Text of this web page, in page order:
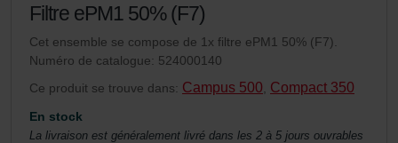
Filtre ePM1 50% (F7)
Cet ensemble se compose de 1x filtre ePM1 50% (F7).
Numéro de catalogue: 524000140
Ce produit se trouve dans: Campus 500 Compact 350
En stock
La livraison est généralement livré dans les 2 à 5 jours ouvrables